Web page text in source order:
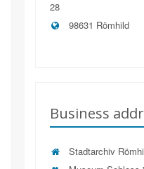
28
98631 Römhild
Business
Stadtarchiv